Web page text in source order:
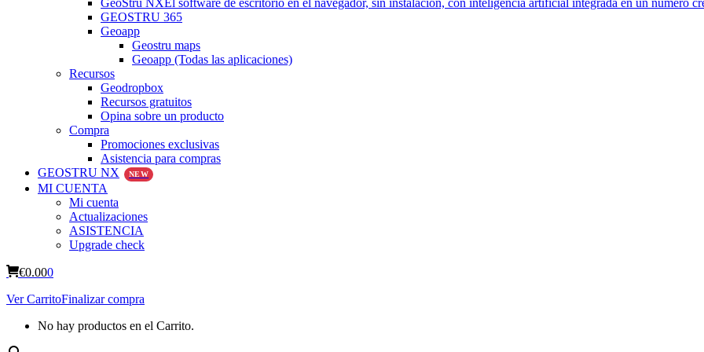
GeoStru NXEl software de escritorio en el navegador, sin instalación, con inteligencia artificial integrada en un número
GEOSTRU 365
Geoapp
Geostru maps
Geoapp (Todas las aplicaciones)
Recursos
Geodropbox
Recursos gratuitos
Opina sobre un producto
Compra
Promociones exclusivas
Asistencia para compras
GEOSTRU NX
NEW
MI CUENTA
Mi cuenta
Actualizaciones
ASISTENCIA
Upgrade check
€0.000
Ver CarritoFinalizar compra
No hay productos en el Carrito.